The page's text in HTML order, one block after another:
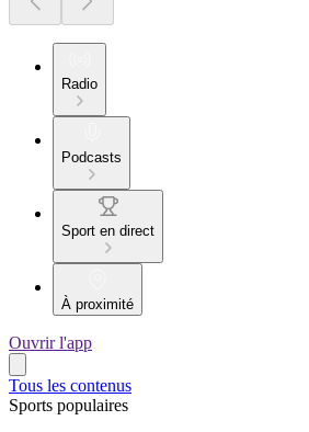
Radio
Podcasts
Sport en direct
À proximité
Ouvrir l'app
Tous les contenus
Sports populaires